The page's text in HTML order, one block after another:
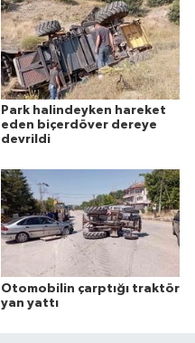
Park halindeyken hareket
eden biçerdöver dereye
devrildi
Otomobilin çarptığı traktör
yan yattı